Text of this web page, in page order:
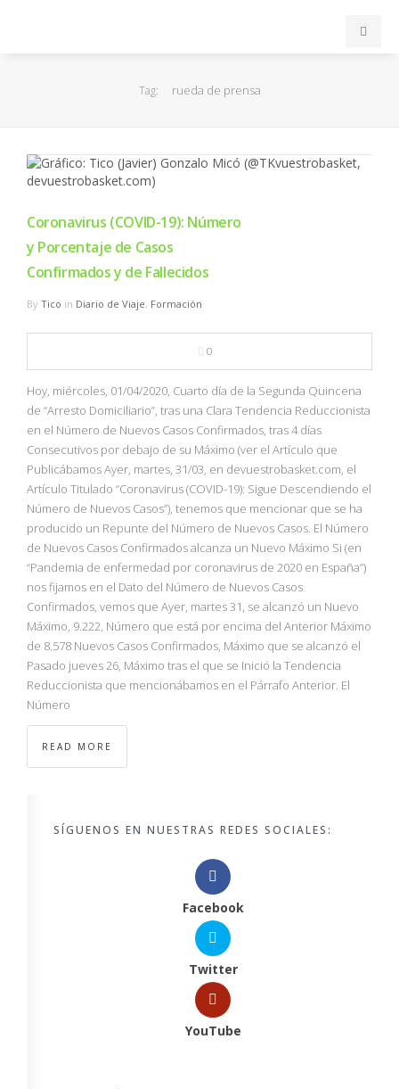
EuroLeague
FEB
FIBA
OTROS
NBA
MULTIMEDIA
RIO 2016
Tag: rueda de prensa
Coronavirus (COVID-19): Número
y Porcentaje de Casos
Confirmados y de Fallecidos
By Tico in Diario de Viaje, Formación
0
Hoy, miércoles, 01/04/2020, Cuarto día de la Segunda Quincena
de “Arresto Domiciliario”, tras una Clara Tendencia Reduccionista
en el Número de Nuevos Casos Confirmados, tras 4 días
Consecutivos por debajo de su Máximo (ver el Artículo que
Publicábamos Ayer, martes, 31/03, en devuestrobasket.com, el
Artículo Titulado “Coronavirus (COVID-19): Sigue Descendiendo el
Número de Nuevos Casos”), tenemos que mencionar que se ha
producido un Repunte del Número de Nuevos Casos. El Número
de Nuevos Casos Confirmados alcanza un Nuevo Máximo Si (en
“Pandemia de enfermedad por coronavirus de 2020 en España”)
nos fijamos en el Dato del Número de Nuevos Casos
Confirmados, vemos que Ayer, martes 31, se alcanzó un Nuevo
Máximo, 9.222, Número que está por encima del Anterior Máximo
de 8.578 Nuevos Casos Confirmados, Máximo que se alcanzó el
Pasado jueves 26, Máximo tras el que se Inició la Tendencia
Reduccionista que mencionábamos en el Párrafo Anterior. El
Número
READ MORE
SÍGUENOS EN NUESTRAS REDES SOCIALES:
Facebook
Twitter
YouTube